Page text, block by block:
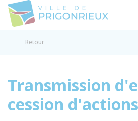
Retour
Transmission
cession